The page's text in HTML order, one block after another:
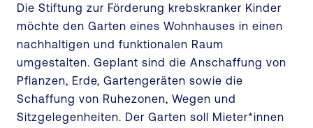
Die Stiftung zur Förderung krebskranker Kinder
möchte den Garten eines Wohnhauses in einen
nachhaltigen und funktionalen Raum
umgestalten. Geplant sind die Anschaffung von
Pflanzen, Erde, Gartengeräten sowie die
Schaffung von Ruhezonen, Wegen und
Sitzgelegenheiten. Der Garten soll Mieter*innen